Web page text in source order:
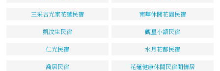
三采吉光家花蓮民宿 南華休閒花園民宿
凱汶生民宿 觀星小語民宿
仁光民宿 水月花都民宿
喬居民宿 花蓮健康休閒民宿閒情居